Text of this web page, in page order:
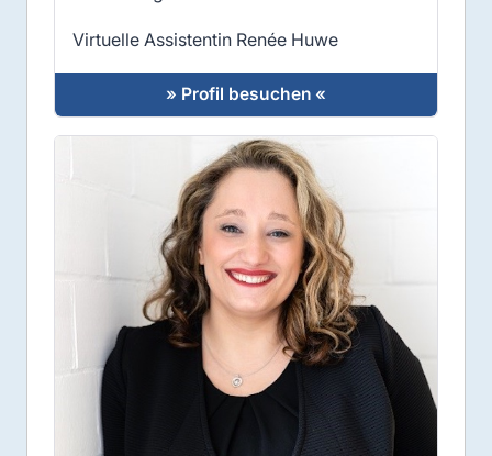
Virtuelle Assistentin Renée Huwe
» Profil besuchen «